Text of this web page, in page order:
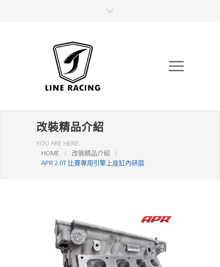
改裝精品介紹
YOU ARE HERE:
HOME
/ 改裝精品介紹
/
APR 2.0T 比賽專用引擎上座缸內研磨